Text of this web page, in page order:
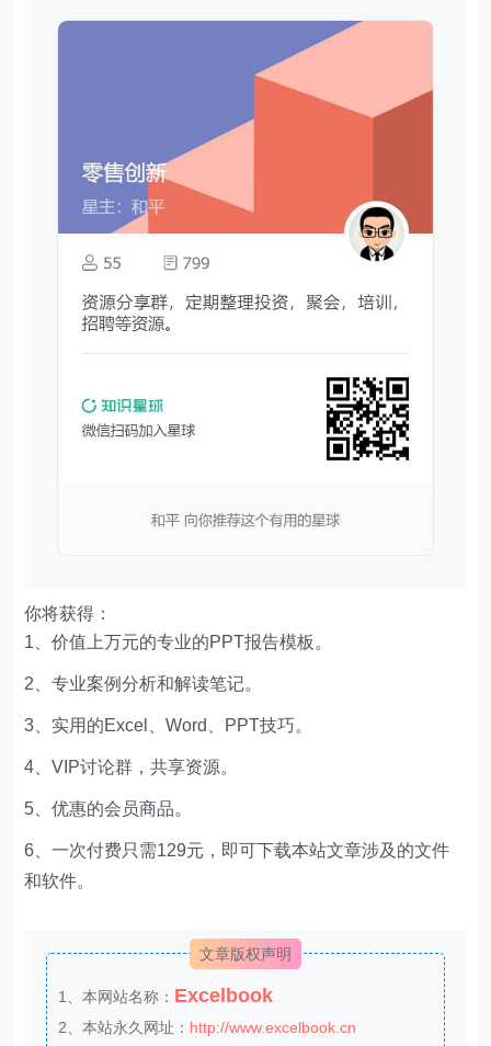
你将获得：
1、价值上万元的专业的PPT报告模板。
2、专业案例分析和解读笔记。
3、实用的Excel、Word、PPT技巧。
4、VIP讨论群，共享资源。
5、优惠的会员商品。
6、一次付费只需129元，即可下载本站文章涉及的文件
和软件。
文章版权声明
1、本网站名称： Excelbook
2、本站永久网址： http://www.excelbook.cn